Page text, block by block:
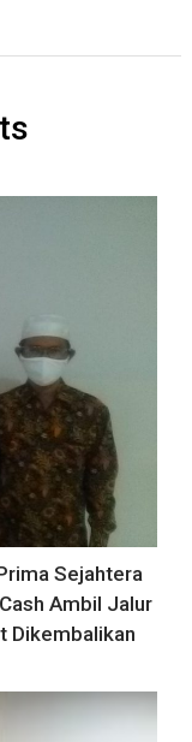
Sejahtera
Ambil Jalur
Dikembalikan